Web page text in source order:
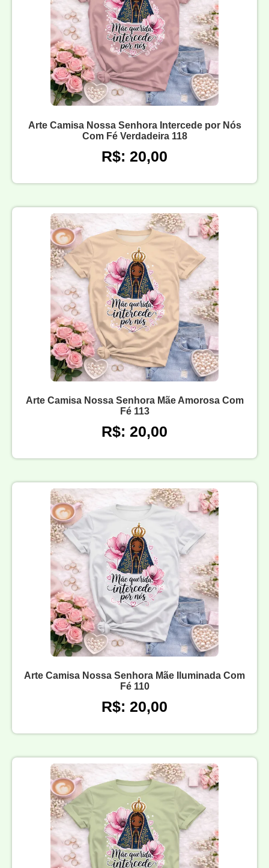
Arte Camisa Nossa Senhora Intercede por Nós
Com Fé Verdadeira 118
R$: 20,00
Arte Camisa Nossa Senhora Mãe Amorosa Com
Fé 113
R$: 20,00
Arte Camisa Nossa Senhora Mãe Iluminada Com
Fé 110
R$: 20,00